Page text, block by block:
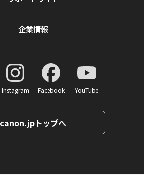
企業情報
Instagram Facebook YouTube
canon.jpトップへ